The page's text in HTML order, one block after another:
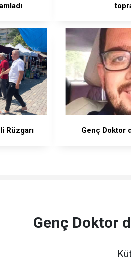
Rüzgarı Genç Doktor
Genç Doktor